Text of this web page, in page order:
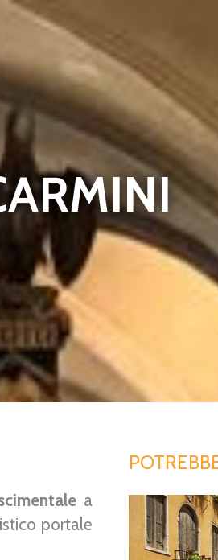
a
portale